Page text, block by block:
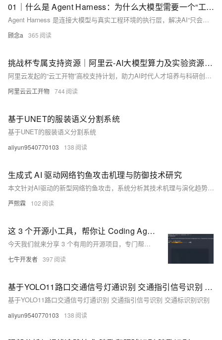
01｜什么是 Agent Harness：为什么大模型需要一个“工程外壳”
Agent Harness 是连接大模型与真实工程环境的执行层，解决AI“只会生成文本、无法完成任务”的痛点。它整合上下文管理、工具调用、安全执行、权限控制、结果验证与记忆机制，将自然语言指令转化为可观察、可控制、可验证的工程动作闭环，是AI真正落地开发的关键基础设施。（239字）
顾念a 365
挑战杯专属支持资源｜阿里云-AI大模型算力及实验资源丨云工开物
阿里云发起的“云工开物”高校支持计划，助力AI时代人才培养与科研创新。为“挑战杯”参赛选手提供专属算力资源、AI模型平台及学习训练资源，包括300元免费算力券、百炼大模型服务、PAI-ArtLab设计平台等，帮助学生快速掌握AI技能并构建优秀作品，推动产学研融合发展。访问链接领取资源：https://university.aliyun.com/action/tiaozhanbei。
阿里云云工开物 744
基于UNET的服装语义分割系统
基于UNET的服装语义分割系统
aliyun9540770103 138
生成式 AI 驱动网络钓鱼攻击机理与防御技术研究
本文针对AI驱动的新型网络钓鱼攻击，系统分析其技术机理与演化趋势，提出“事前预警—事中检测—事后溯源”三层防御体系，原创实现文本语义检测、恶意URL识别、身份合法性校验三类工程化模块。实测综合识别准确率达91.3%，误报率低于1.2%，为政企单位提供可落地的AI钓鱼防御方案。（239字）
芦熙霖 102
这 3 个开源小工具，帮你让 Coding Agent 少吃点 Token
今天我们就来分享 3 个有用的开源项目，专门帮你的 Coding Agent 整理“上下文”：让它少翻无关代码，少吞冗长日志，把 token 留给更关键的信息。
七牛开发者 397
基于YOLO11路口交通信号灯通识别 交通指引信号识别 交通标识别识别
基于YOLO11路口交通信号灯通识别 交通指引信号识别 交通标识别识别
aliyun9540770103 138